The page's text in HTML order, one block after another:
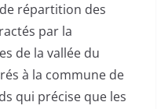
répartition des
par la
de la vallée du
à la commune de
qui précise que les